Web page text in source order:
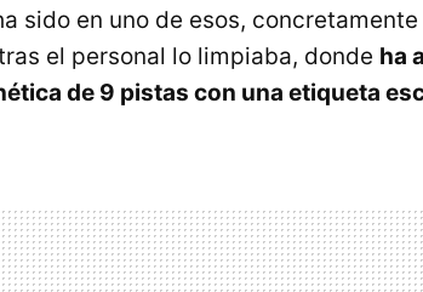
sido en uno de esos,
el personal lo limpiaba, donde ha
de 9 pistas con una etiqueta